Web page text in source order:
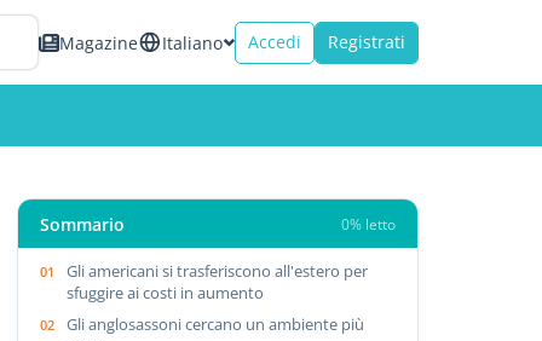
Magazine Italiano Accedi Registrati
Sommario 0% letto
Gli americani si trasferiscono all'estero per
sfuggire ai costi in aumento
Gli anglosassoni cercano un ambiente più